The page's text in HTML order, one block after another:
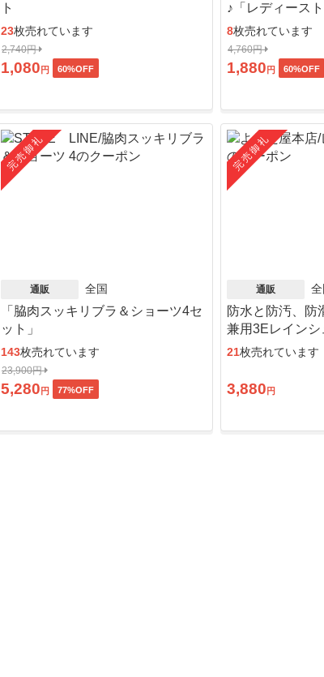
ト
23枚売れています
2,740円
1,080 円 60%OFF
♪「レディース
ット」
8枚売れています
4,760円
1,880 円 60%OFF
完売御礼
通販 全国
「脇肉スッキリブラ＆ショーツ4セ
ット」
143枚売れています
23,900円
5,280 円 77%OFF
完売御礼
通販 全
防水と防汚、防
兼用3Eレイン
ン」
21枚売れています
3,880 円